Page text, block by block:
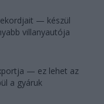
— készül
villanyautója
— ez lehet az
a gyáruk